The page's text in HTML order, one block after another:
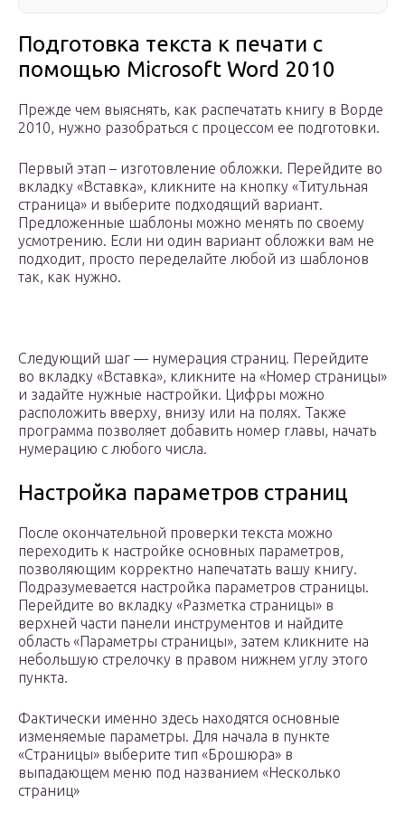
Подготовка текста к печати с
помощью Microsoft Word 2010
Прежде чем выяснять, как распечатать книгу в Ворде
2010, нужно разобраться с процессом ее подготовки.
Первый этап – изготовление обложки. Перейдите во
вкладку «Вставка», кликните на кнопку «Титульная
страница» и выберите подходящий вариант.
Предложенные шаблоны можно менять по своему
усмотрению. Если ни один вариант обложки вам не
подходит, просто переделайте любой из шаблонов
так, как нужно.
Следующий шаг — нумерация страниц. Перейдите
во вкладку «Вставка», кликните на «Номер страницы»
и задайте нужные настройки. Цифры можно
расположить вверху, внизу или на полях. Также
программа позволяет добавить номер главы, начать
нумерацию с любого числа.
Настройка параметров страниц
После окончательной проверки текста можно
переходить к настройке основных параметров,
позволяющим корректно напечатать вашу книгу.
Подразумевается настройка параметров страницы.
Перейдите во вкладку «Разметка страницы» в
верхней части панели инструментов и найдите
область «Параметры страницы», затем кликните на
небольшую стрелочку в правом нижнем углу этого
пункта.
Фактически именно здесь находятся основные
изменяемые параметры. Для начала в пункте
«Страницы» выберите тип «Брошюра» в
выпадающем меню под названием «Несколько
страниц»